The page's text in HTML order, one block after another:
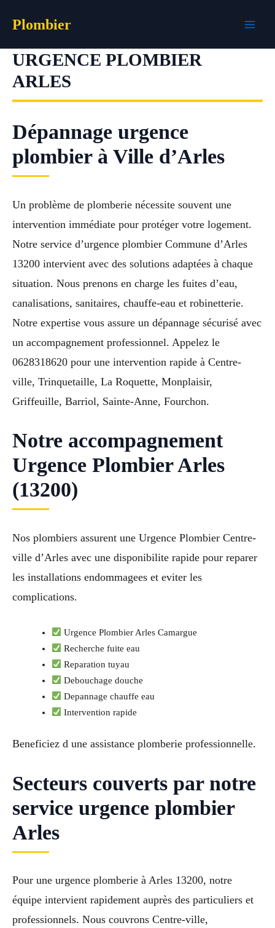
Plombier
URGENCE PLOMBIER
ARLES
Dépannage urgence
plombier à Ville d’Arles
Un problème de plomberie nécessite souvent une
intervention immédiate pour protéger votre logement.
Notre service d’urgence plombier Commune d’Arles
13200 intervient avec des solutions adaptées à chaque
situation. Nous prenons en charge les fuites d’eau,
canalisations, sanitaires, chauffe-eau et robinetterie.
Notre expertise vous assure un dépannage sécurisé avec
un accompagnement professionnel. Appelez le
0628318620 pour une intervention rapide à Centre-
ville, Trinquetaille, La Roquette, Monplaisir,
Griffeuille, Barriol, Sainte-Anne, Fourchon.
Notre accompagnement
Urgence Plombier Arles
(13200)
Nos plombiers assurent une Urgence Plombier Centre-
ville d’Arles avec une disponibilite rapide pour reparer
les installations endommagees et eviter les
complications.
Urgence Plombier Arles Camargue
Recherche fuite eau
Reparation tuyau
Debouchage douche
Depannage chauffe eau
Intervention rapide
Beneficiez d une assistance plomberie professionnelle.
Secteurs couverts par notre
service urgence plombier
Arles
Pour une urgence plomberie à Arles 13200, notre
équipe intervient rapidement auprès des particuliers et
professionnels. Nous couvrons Centre-ville,